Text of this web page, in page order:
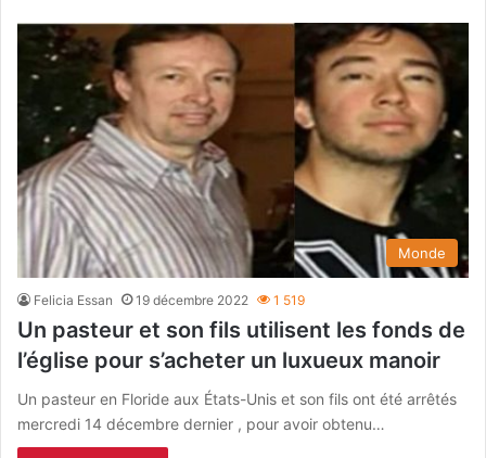
Monde
Felicia Essan 19 décembre 2022 1 519
Un pasteur et son fils utilisent les fonds de
l’église pour s’acheter un luxueux manoir
Un pasteur en Floride aux États-Unis et son fils ont été arrêtés
mercredi 14 décembre dernier , pour avoir obtenu…